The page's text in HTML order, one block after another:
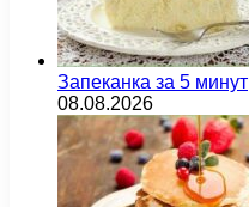
Запеканка за 5 минут
08.08.2026